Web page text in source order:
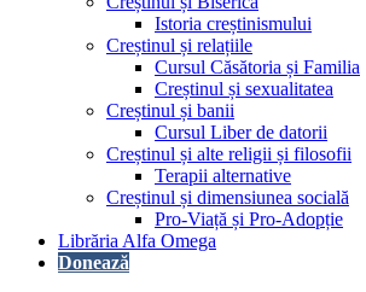
Istoria creștinismului
Creștinul și relațiile
Cursul Căsătoria și Familia
Creștinul și sexualitatea
Creștinul și banii
Cursul Liber de datorii
Creștinul și alte religii și filosofii
Terapii alternative
Creștinul și dimensiunea socială
Pro-Viață și Pro-Adopție
Librăria Alfa Omega
Donează